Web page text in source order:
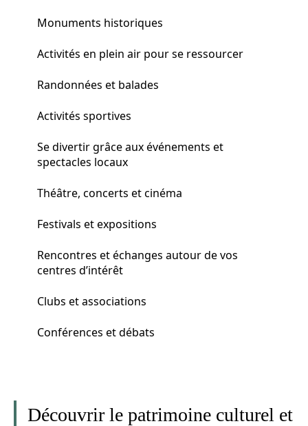
Monuments historiques
Activités en plein air pour se ressourcer
Randonnées et balades
Activités sportives
Se divertir grâce aux événements et
spectacles locaux
Théâtre, concerts et cinéma
Festivals et expositions
Rencontres et échanges autour de vos
centres d’intérêt
Clubs et associations
Conférences et débats
Découvrir le patrimoine culturel et